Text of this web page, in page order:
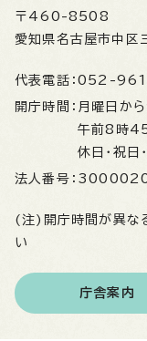
〒460-8508
愛知県名古屋市中区
代表電話： 052-
開庁時間： 月曜日か
午前8時
休日・祝日
法人番号：
(注)開庁時間が異な
い
庁舎案内